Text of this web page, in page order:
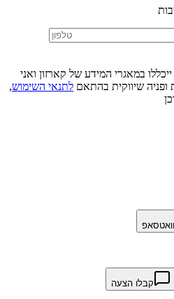
במאגרי המידע של קארזון ואני
שיווקית בהתאם לתנאי השימוש,
וואטסאפ
קבלו הצעה